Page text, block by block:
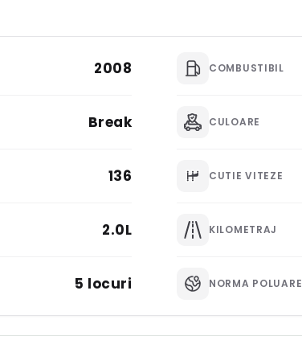
2008 COMBUSTIBIL
Break CULOARE
136 CUTIE VITEZE
2.0L KILOMETRAJ
5 locuri NORMA POLUARE